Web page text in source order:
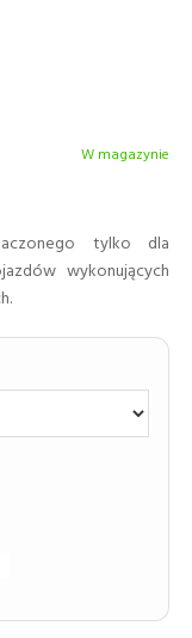
W magazynie
tylko dla
wykonujących